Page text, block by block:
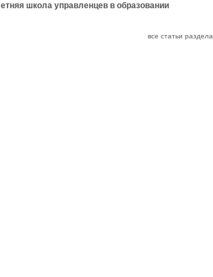
школа управленцев в образовании
все статьи раздела